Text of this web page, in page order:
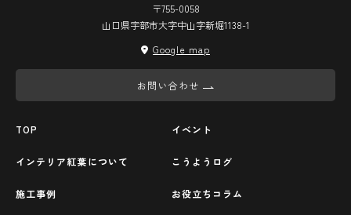
〒755-0058
山口県宇部市大字中山字新堀1138-1
Google map
お問い合わせ
TOP
インテリア紅葉について
施工事例
イベント
こうようログ
お役立ちコラム